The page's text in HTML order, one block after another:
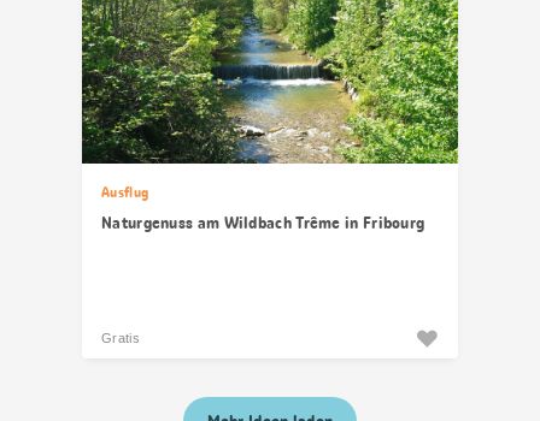
Ausflug
Naturgenuss am Wildbach Trême in Fribourg
Gratis